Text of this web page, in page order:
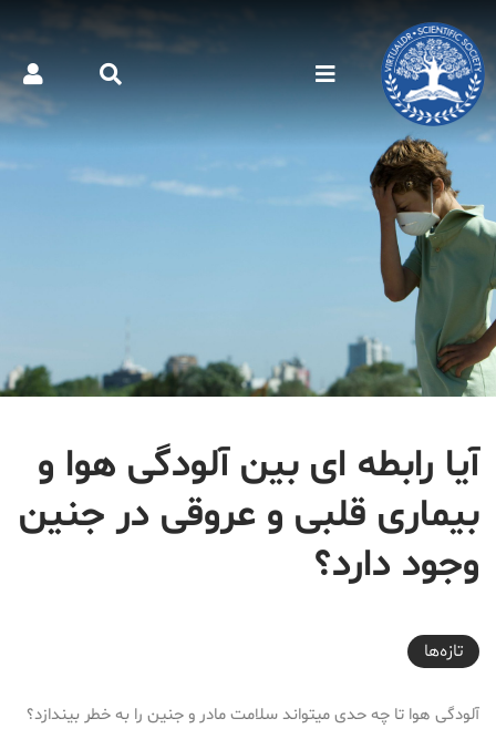
آیا رابطه ای بین آلودگی هوا و
بیماری قلبی و عروقی در جنین
وجود دارد؟
2019-03-11T21:21:48+03:30
تازه‌ها
آلودگی هوا تا چه حدی میتواند سلامت مادر و جنین را به خطر بیندازد؟